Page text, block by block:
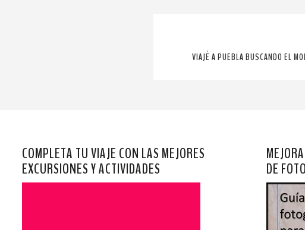
VIAJÉ A PUEBLA BUSCANDO EL
COMPLETA TU VIAJE CON LAS MEJORES
EXCURSIONES Y ACTIVIDADES
DE